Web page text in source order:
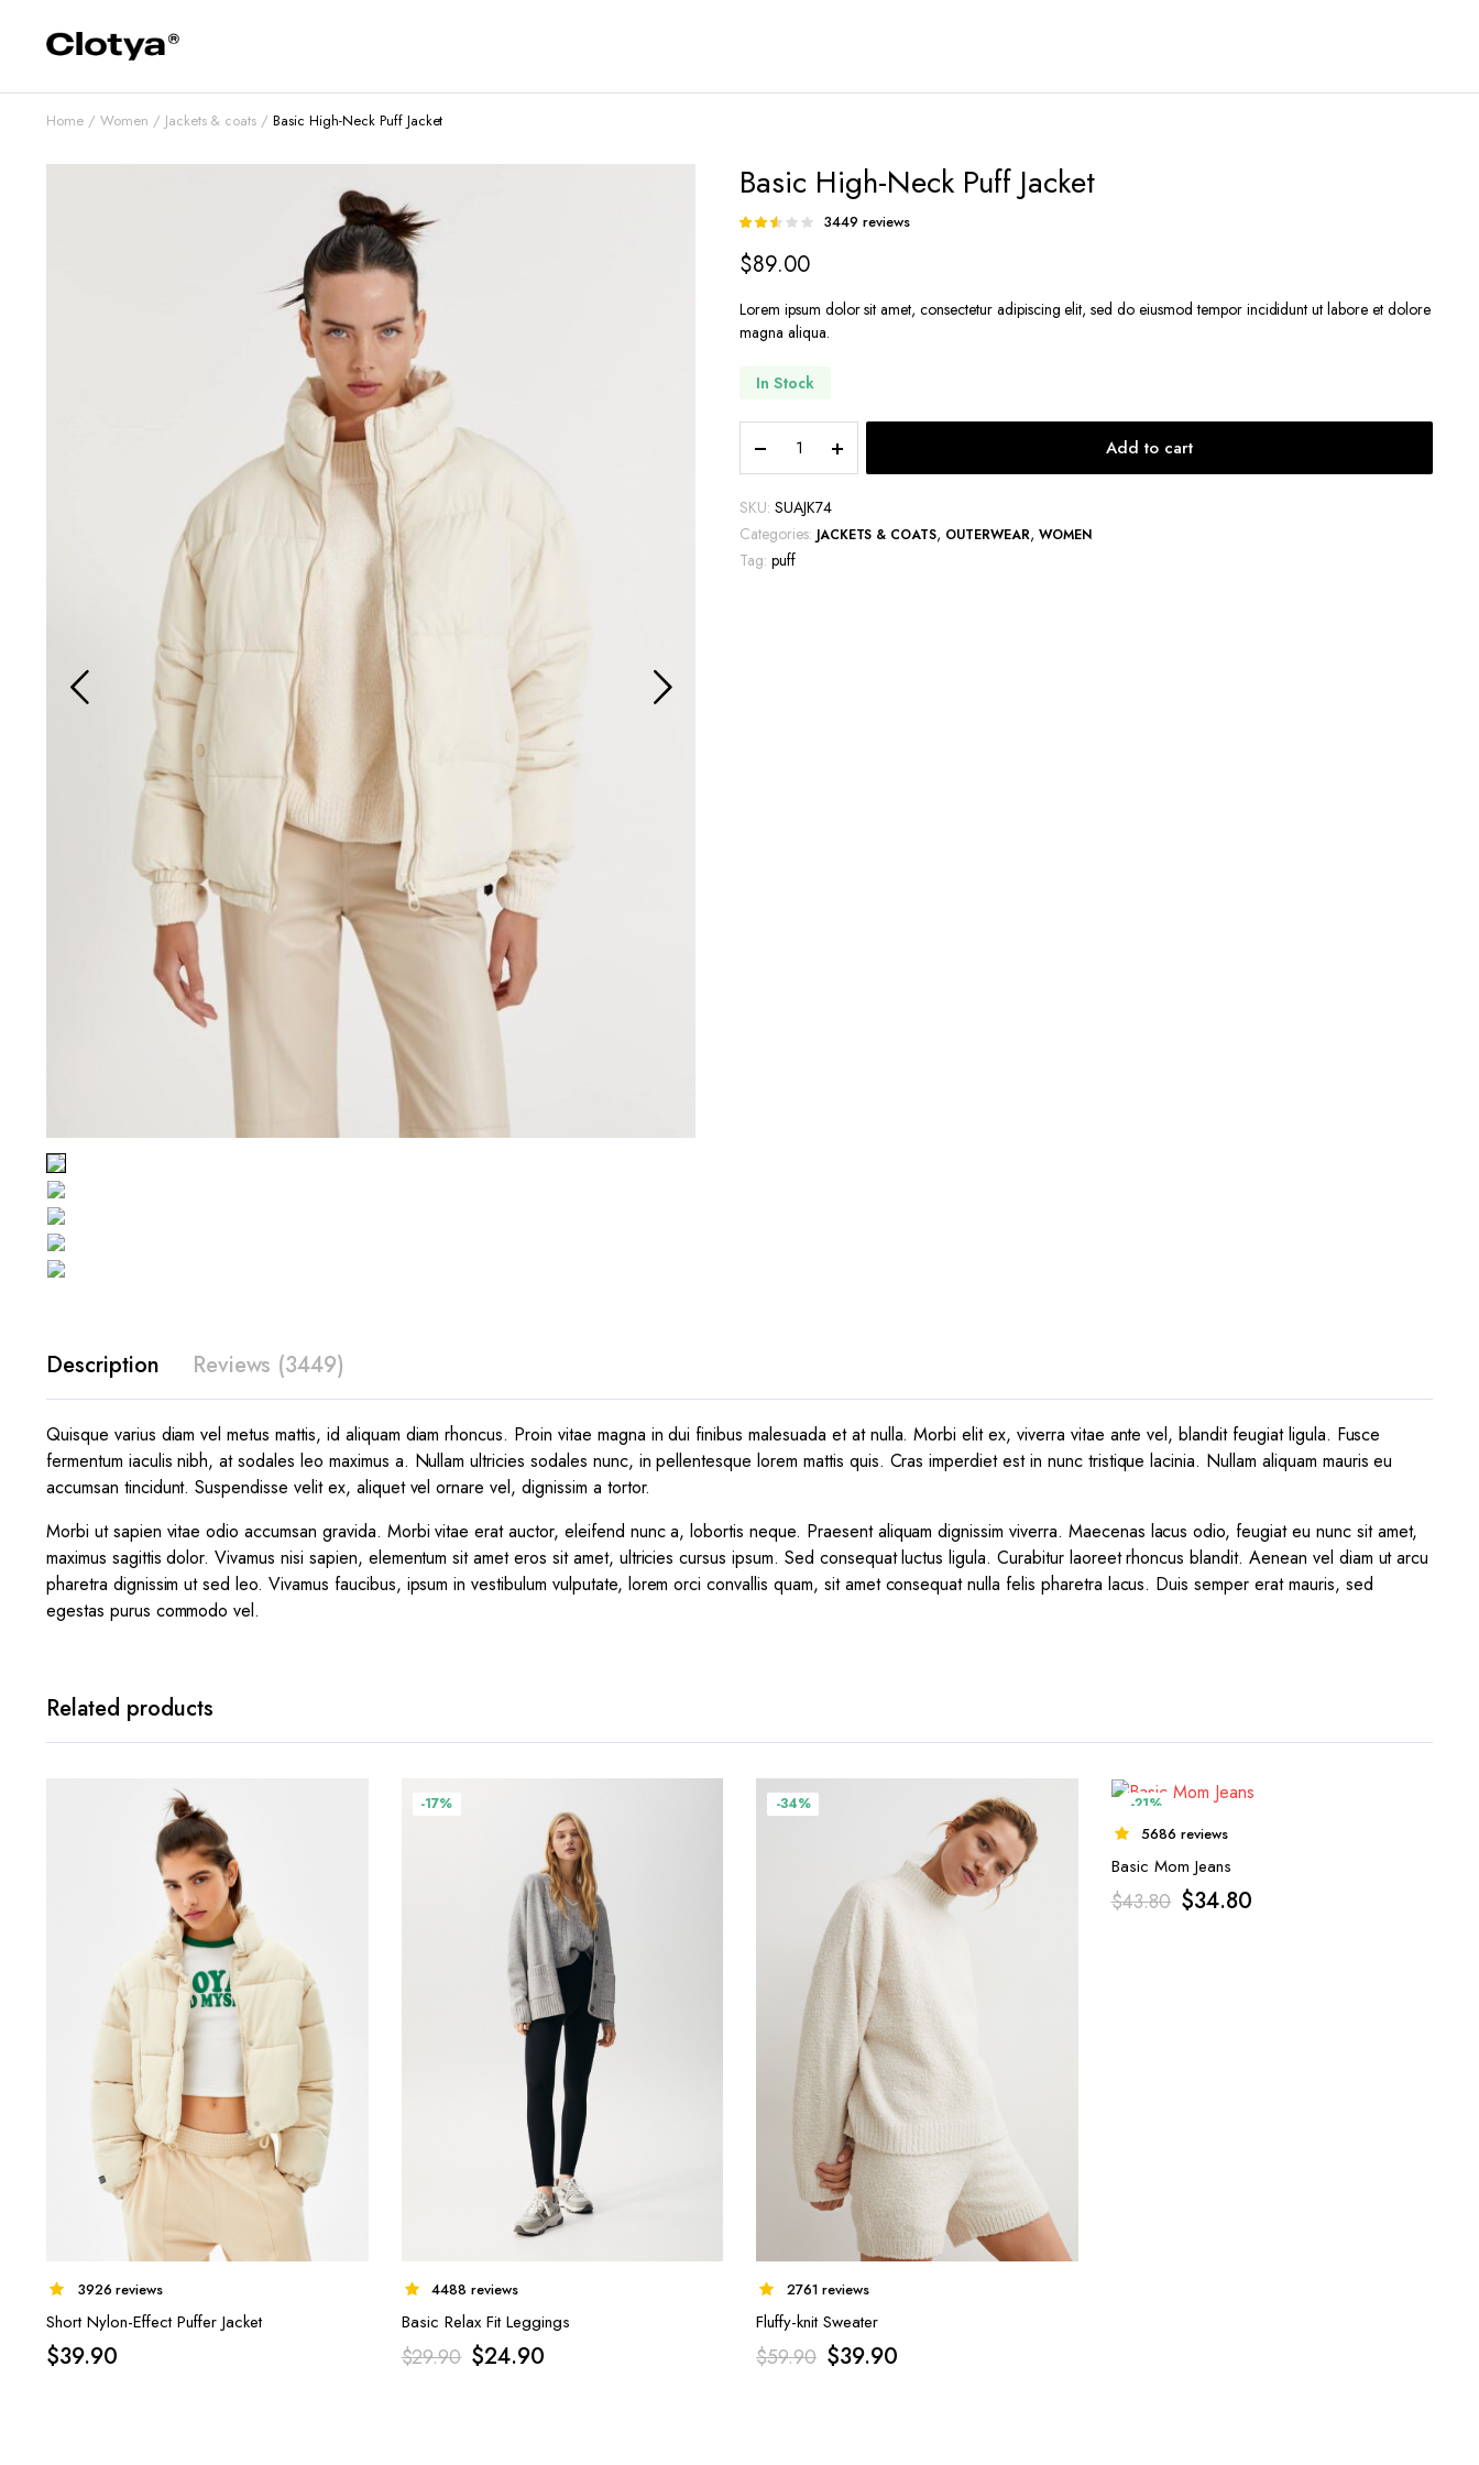
Home Women Jackets & coats Basic High-Neck Puff Jacket
Basic High-Neck Puff Jacket
Rated
out of
based
on
3402
customer
3449 reviews
$89.00
Lorem ipsum dolor sit amet, consectetur adipiscing elit, sed do eiusmod tempor incididunt ut labore et dolore
magna aliqua.
In Stock
High-
Neck
Puff
Jacket
quantity
Add to cart
SKU: SUAJK74
Categories: JACKETS & COATS, OUTERWEAR, WOMEN
Tag: puff
Description Reviews (3449)
Quisque varius diam vel metus mattis, id aliquam diam rhoncus. Proin vitae magna in dui finibus malesuada et at nulla. Morbi elit ex, viverra vitae ante vel, blandit feugiat ligula. Fusce
fermentum iaculis nibh, at sodales leo maximus a. Nullam ultricies sodales nunc, in pellentesque lorem mattis quis. Cras imperdiet est in nunc tristique lacinia. Nullam aliquam mauris eu
accumsan tincidunt. Suspendisse velit ex, aliquet vel ornare vel, dignissim a tortor.
Morbi ut sapien vitae odio accumsan gravida. Morbi vitae erat auctor, eleifend nunc a, lobortis neque. Praesent aliquam dignissim viverra. Maecenas lacus odio, feugiat eu nunc sit amet,
maximus sagittis dolor. Vivamus nisi sapien, elementum sit amet eros sit amet, ultricies cursus ipsum. Sed consequat luctus ligula. Curabitur laoreet rhoncus blandit. Aenean vel diam ut arcu
pharetra dignissim ut sed leo. Vivamus faucibus, ipsum in vestibulum vulputate, lorem orci convallis quam, sit amet consequat nulla felis pharetra lacus. Duis semper erat mauris, sed
egestas purus commodo vel.
Related products
3926 reviews
Short Nylon-Effect Puffer Jacket
$39.90
-17%
4488 reviews
Basic Relax Fit Leggings
$29.90 $24.90
-34%
2761 reviews
Fluffy-knit Sweater
$59.90 $39.90
-21%
5686 reviews
Basic Mom Jeans
$43.80 $34.80